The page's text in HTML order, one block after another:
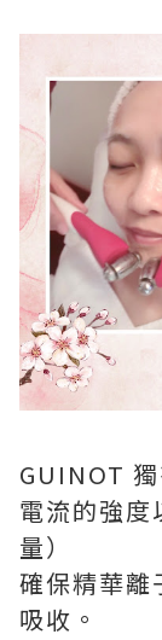
GUINOT
電流的強度
量）
確保精華離
吸收。